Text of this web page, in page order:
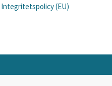
Integritetspolicy (EU)